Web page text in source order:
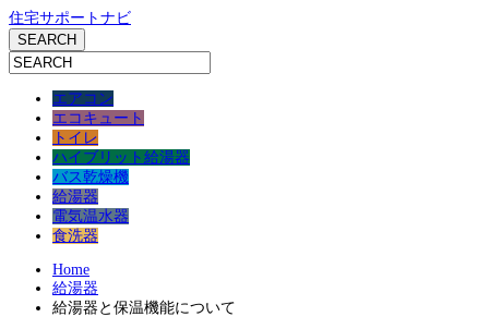
住宅サポートナビ
エアコン
エコキュート
トイレ
ハイブリット給湯器
バス乾燥機
給湯器
電気温水器
食洗器
Home
給湯器
給湯器と保温機能について